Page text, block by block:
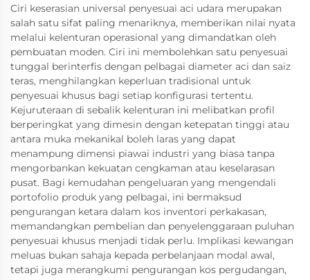
Ciri keserasian universal penyesuai aci udara merupakan
salah satu sifat paling menariknya, memberikan nilai nyata
melalui kelenturan operasional yang dimandatkan oleh
pembuatan moden. Ciri ini membolehkan satu penyesuai
tunggal berinterfis dengan pelbagai diameter aci dan saiz
teras, menghilangkan keperluan tradisional untuk
penyesuai khusus bagi setiap konfigurasi tertentu.
Kejuruteraan di sebalik kelenturan ini melibatkan profil
berperingkat yang dimesin dengan ketepatan tinggi atau
antara muka mekanikal boleh laras yang dapat
menampung dimensi piawai industri yang biasa tanpa
mengorbankan kekuatan cengkaman atau keselarasan
pusat. Bagi kemudahan pengeluaran yang mengendali
portofolio produk yang pelbagai, ini bermaksud
pengurangan ketara dalam kos inventori perkakasan,
memandangkan pembelian dan penyelenggaraan puluhan
penyesuai khusus menjadi tidak perlu. Implikasi kewangan
meluas bukan sahaja kepada perbelanjaan modal awal,
tetapi juga merangkumi pengurangan kos pergudangan,